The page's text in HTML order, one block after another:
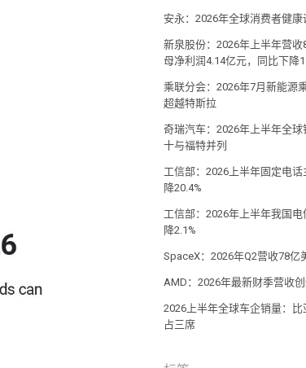
安永：2026年全球消费者健康
新泉股份：2026年上半年营收
母净利润4.14亿元，同比下降
乘联分会：2026年7月新能源
超越特斯拉
奇瑞汽车：2026年上半年全
十与福特并列
工信部：2026上半年固定电
降20.4%
工信部：2026年上半年我国
降2.1%
SpaceX：2026年Q2营收78亿
AMD：2026年最新财季营收
2026上半年全球车企销量：
占三席